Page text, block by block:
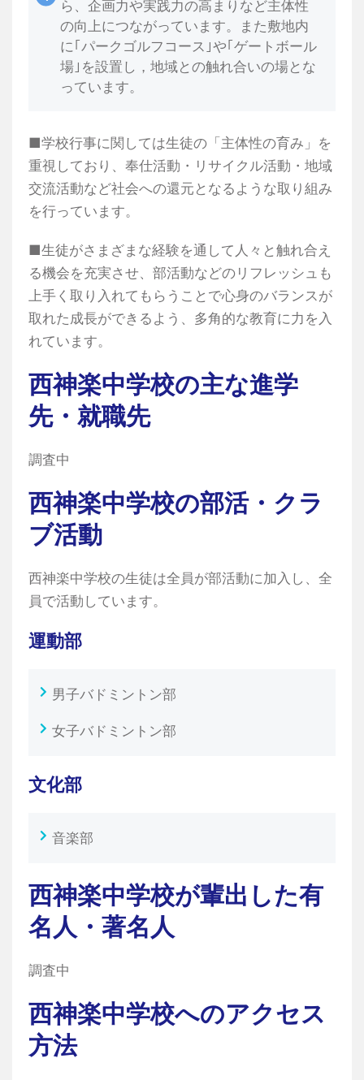
ら、企画力や実践力の高まりなど主体性
の向上につながっています。また敷地内
に｢パークゴルフコース｣や｢ゲートボール
場｣を設置し，地域との触れ合いの場とな
っています。
■学校行事に関しては生徒の「主体性の育み」を
重視しており、奉仕活動・リサイクル活動・地域
交流活動など社会への還元となるような取り組み
を行っています。
■生徒がさまざまな経験を通して人々と触れ合え
る機会を充実させ、部活動などのリフレッシュも
上手く取り入れてもらうことで心身のバランスが
取れた成長ができるよう、多角的な教育に力を入
れています。
西神楽中学校の主な進学
先・就職先
調査中
西神楽中学校の部活・クラ
ブ活動
西神楽中学校の生徒は全員が部活動に加入し、全
員で活動しています。
運動部
男子バドミントン部
女子バドミントン部
文化部
音楽部
西神楽中学校が輩出した有
名人・著名人
調査中
西神楽中学校へのアクセス
方法